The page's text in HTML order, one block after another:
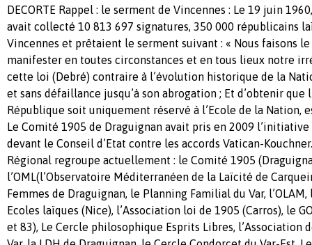
DECORTE Rappel : le serment de Vincennes : Le 19 juin
avait collecté 10 813 697 signatures, 350 000 républicains
Vincennes et prêtaient le serment suivant : « Nous faisons
manifester en toutes circonstances et en tous lieux notre
cette loi (Debré) contraire à l’évolution historique de la
et sans défaillance jusqu’à son abrogation ; Et d’obtenir que
République soit uniquement réservé à l’Ecole de la Nation,
Le Comité 1905 de Draguignan avait pris en 2009
devant le Conseil d’Etat contre les accords Vatican-
Régional regroupe actuellement : le Comité 1905
l’OML(l’Observatoire Méditerranéen de la Laïcité de
Femmes de Draguignan, le Planning Familial du Var, l’OLAM,
Ecoles laïques (Nice), l’Association loi de 1905 (Carros), le
et 83), Le Cercle philosophique Esprits Libres, l’Association